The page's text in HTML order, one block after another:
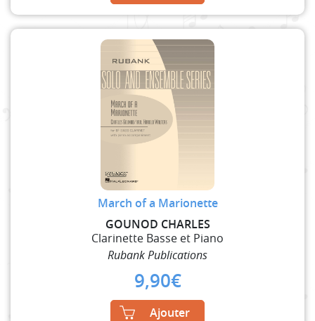
March of a Marionette
GOUNOD CHARLES
Clarinette Basse et Piano
Rubank Publications
9,90€
Ajouter